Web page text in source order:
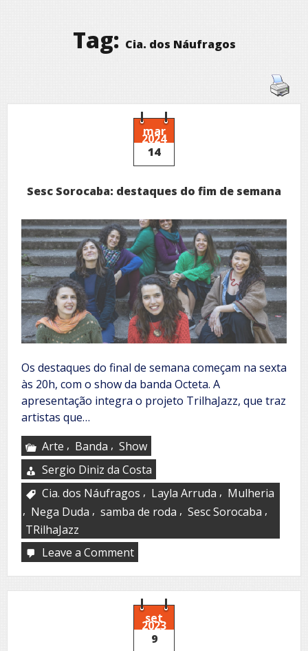
Tag: Cia. dos Náufragos
mar
2024
14
Sesc Sorocaba: destaques do fim de semana
Os destaques do final de semana começam na sexta
às 20h, com o show da banda Octeta. A
apresentação integra o projeto TrilhaJazz, que traz
artistas que…
Arte , Banda , Show
Sergio Diniz da Costa
Cia. dos Náufragos , Layla Arruda , Mulheria
, Nega Duda , samba de roda , Sesc Sorocaba ,
TRilhaJazz
Leave a Commenton
Sorocaba:
destaques
do
fim
de
semana
set
2023
9